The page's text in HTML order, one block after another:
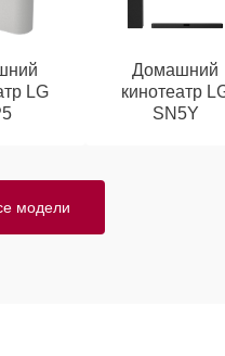
LG
Домашний
кинотеатр
SN5Y
модели